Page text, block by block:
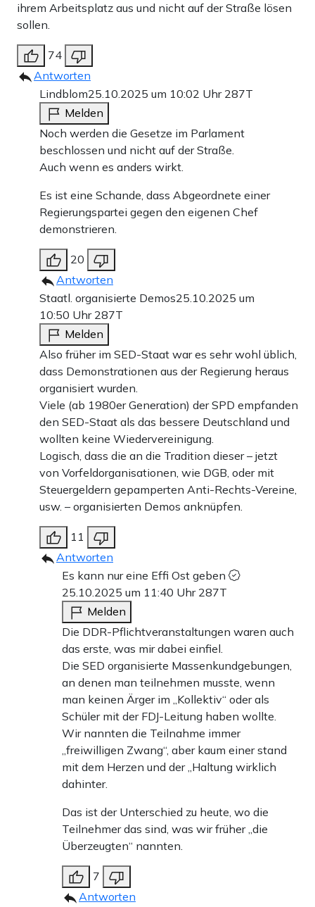
ihrem Arbeitsplatz aus und nicht auf der Straße lösen
sollen.
74
Antworten
Lindblom25.10.2025 um 10:02 Uhr 287T
Melden
Noch werden die Gesetze im Parlament
beschlossen und nicht auf der Straße.
Auch wenn es anders wirkt.
Es ist eine Schande, dass Abgeordnete einer
Regierungspartei gegen den eigenen Chef
demonstrieren.
20
Antworten
Staatl. organisierte Demos25.10.2025 um
10:50 Uhr 287T
Melden
Also früher im SED-Staat war es sehr wohl üblich,
dass Demonstrationen aus der Regierung heraus
organisiert wurden.
Viele (ab 1980er Generation) der SPD empfanden
den SED-Staat als das bessere Deutschland und
wollten keine Wiedervereinigung.
Logisch, dass die an die Tradition dieser – jetzt
von Vorfeldorganisationen, wie DGB, oder mit
Steuergeldern gepamperten Anti-Rechts-Vereine,
usw. – organisierten Demos anknüpfen.
11
Antworten
Es kann nur eine Effi Ost geben
25.10.2025 um 11:40 Uhr 287T
Melden
Die DDR-Pflichtveranstaltungen waren auch
das erste, was mir dabei einfiel.
Die SED organisierte Massenkundgebungen,
an denen man teilnehmen musste, wenn
man keinen Ärger im „Kollektiv“ oder als
Schüler mit der FDJ-Leitung haben wollte.
Wir nannten die Teilnahme immer
„freiwilligen Zwang“, aber kaum einer stand
mit dem Herzen und der „Haltung wirklich
dahinter.
Das ist der Unterschied zu heute, wo die
Teilnehmer das sind, was wir früher „die
Überzeugten“ nannten.
7
Antworten